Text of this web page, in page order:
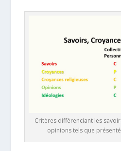
Critères différenciant les
opinions tels que